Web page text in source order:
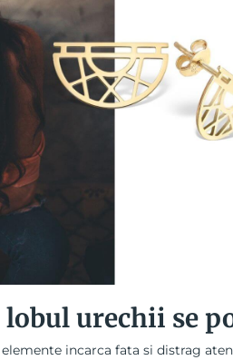
lobul urechii se
incarca fata si distrag